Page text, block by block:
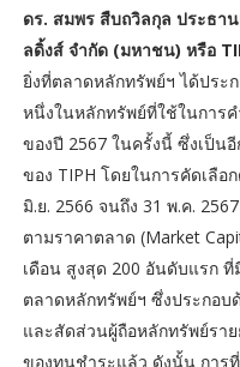
ดร. สมพร สืบถวิลกุล ประธา
ลดิ้งส์ จำกัด (มหาชน) หรือ
ยิ่งที่ตลาดหลักทรัพย์ฯ ได้ประ
หนึ่งในหลักทรัพย์ที่ใช้ในการ
ของปี 2567 ในครั้งนี้ ซึ่งเป็น
ของ TIPH โดยในการคัดเลือ
มิ.ย. 2566 จนถึง 31 พ.ค.
ตามราคาตลาด (Market
เดือน สูงสุด 200 อันดับแรก
ตลาดหลักทรัพย์ฯ ซึ่งประกอ
และสัดส่วนผู้ถือหลักทรัพย์รา
ของทุนชำระแล้ว ดังนั้น การ